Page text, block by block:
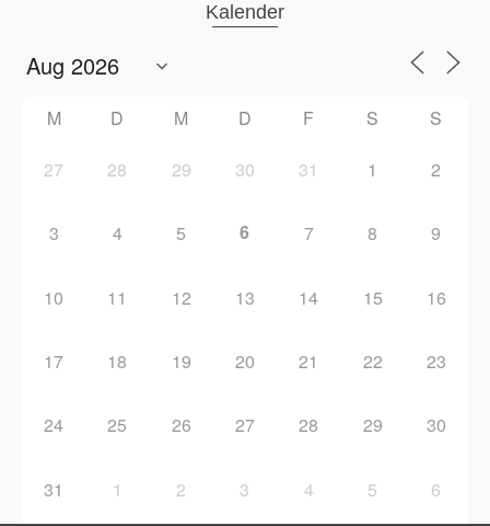
Kalender
M D M D F S S
27 28 29 30 31 1 2
3 4 5 6 7 8 9
10 11 12 13 14 15 16
17 18 19 20 21 22 23
24 25 26 27 28 29 30
31 1 2 3 4 5 6